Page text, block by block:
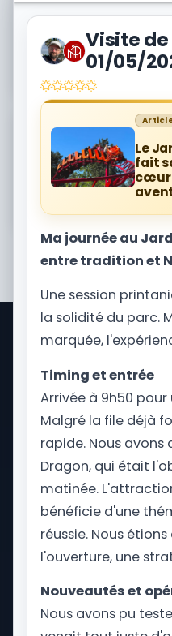
Visite
01/05/
Le
fait
cœur
Ma journée au
entre tradition et
Une session
la solidité du parc.
marquée,
Timing et entrée
Arrivée à 9h50 pour
Malgré la file déjà
rapide. Nous avons
Dragon, qui était
matinée.
bénéficie d'une
réussie. Nous
l'ouverture, une
Nouveautés et
Nous avons pu
Partagez votre
communauté.
Je raconte une
Besoin du contexte
Ouvrez la fiche
d'Acclimatation.
Je prépare mon
Park Trips est un site
voyages dans les
monde. D'Orlando
Florida et Disney World
Alton Towers, nous
l'actualité et vous
préparations de votre
Notre application mobile
Plan du site
Boutique Park Trips
Notre Podcast